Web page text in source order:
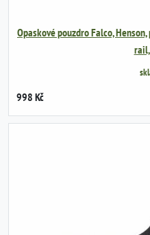
Opaskové pouzdro Falco,
998 Kč